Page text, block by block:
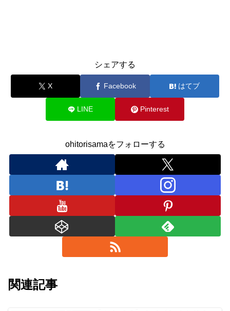
シェアする
X Facebook はてブ
LINE Pinterest
ohitorisamaをフォローする
関連記事